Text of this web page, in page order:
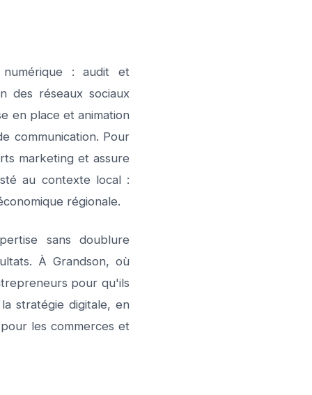
numérique : audit et
des réseaux sociaux
en place et animation
communication. Pour
marketing et assure
au contexte local :
régionale.
sans doublure
À Grandson, où
pour qu'ils
stratégie digitale, en
les commerces et